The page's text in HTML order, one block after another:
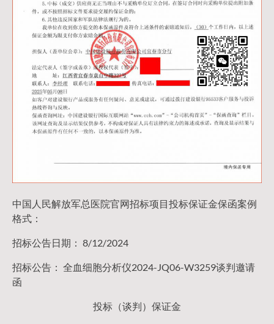
中国人民解放军总医院官网招标项目投标保证金保函案例
格式：
招标公告日期： 8/12/2024
招标公告： 全血细胞分析仪2024-JQ06-W3259谈判邀请
函
投标（谈判）保证金